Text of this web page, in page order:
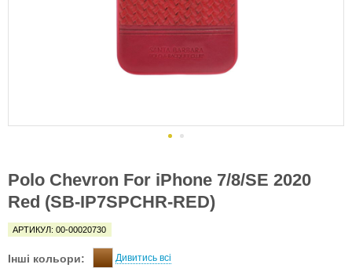
Polo Chevron For iPhone 7/8/SE 2020
Red (SB-IP7SPCHR-RED)
АРТИКУЛ: 00-00020730
Інші кольори: Дивитись всі